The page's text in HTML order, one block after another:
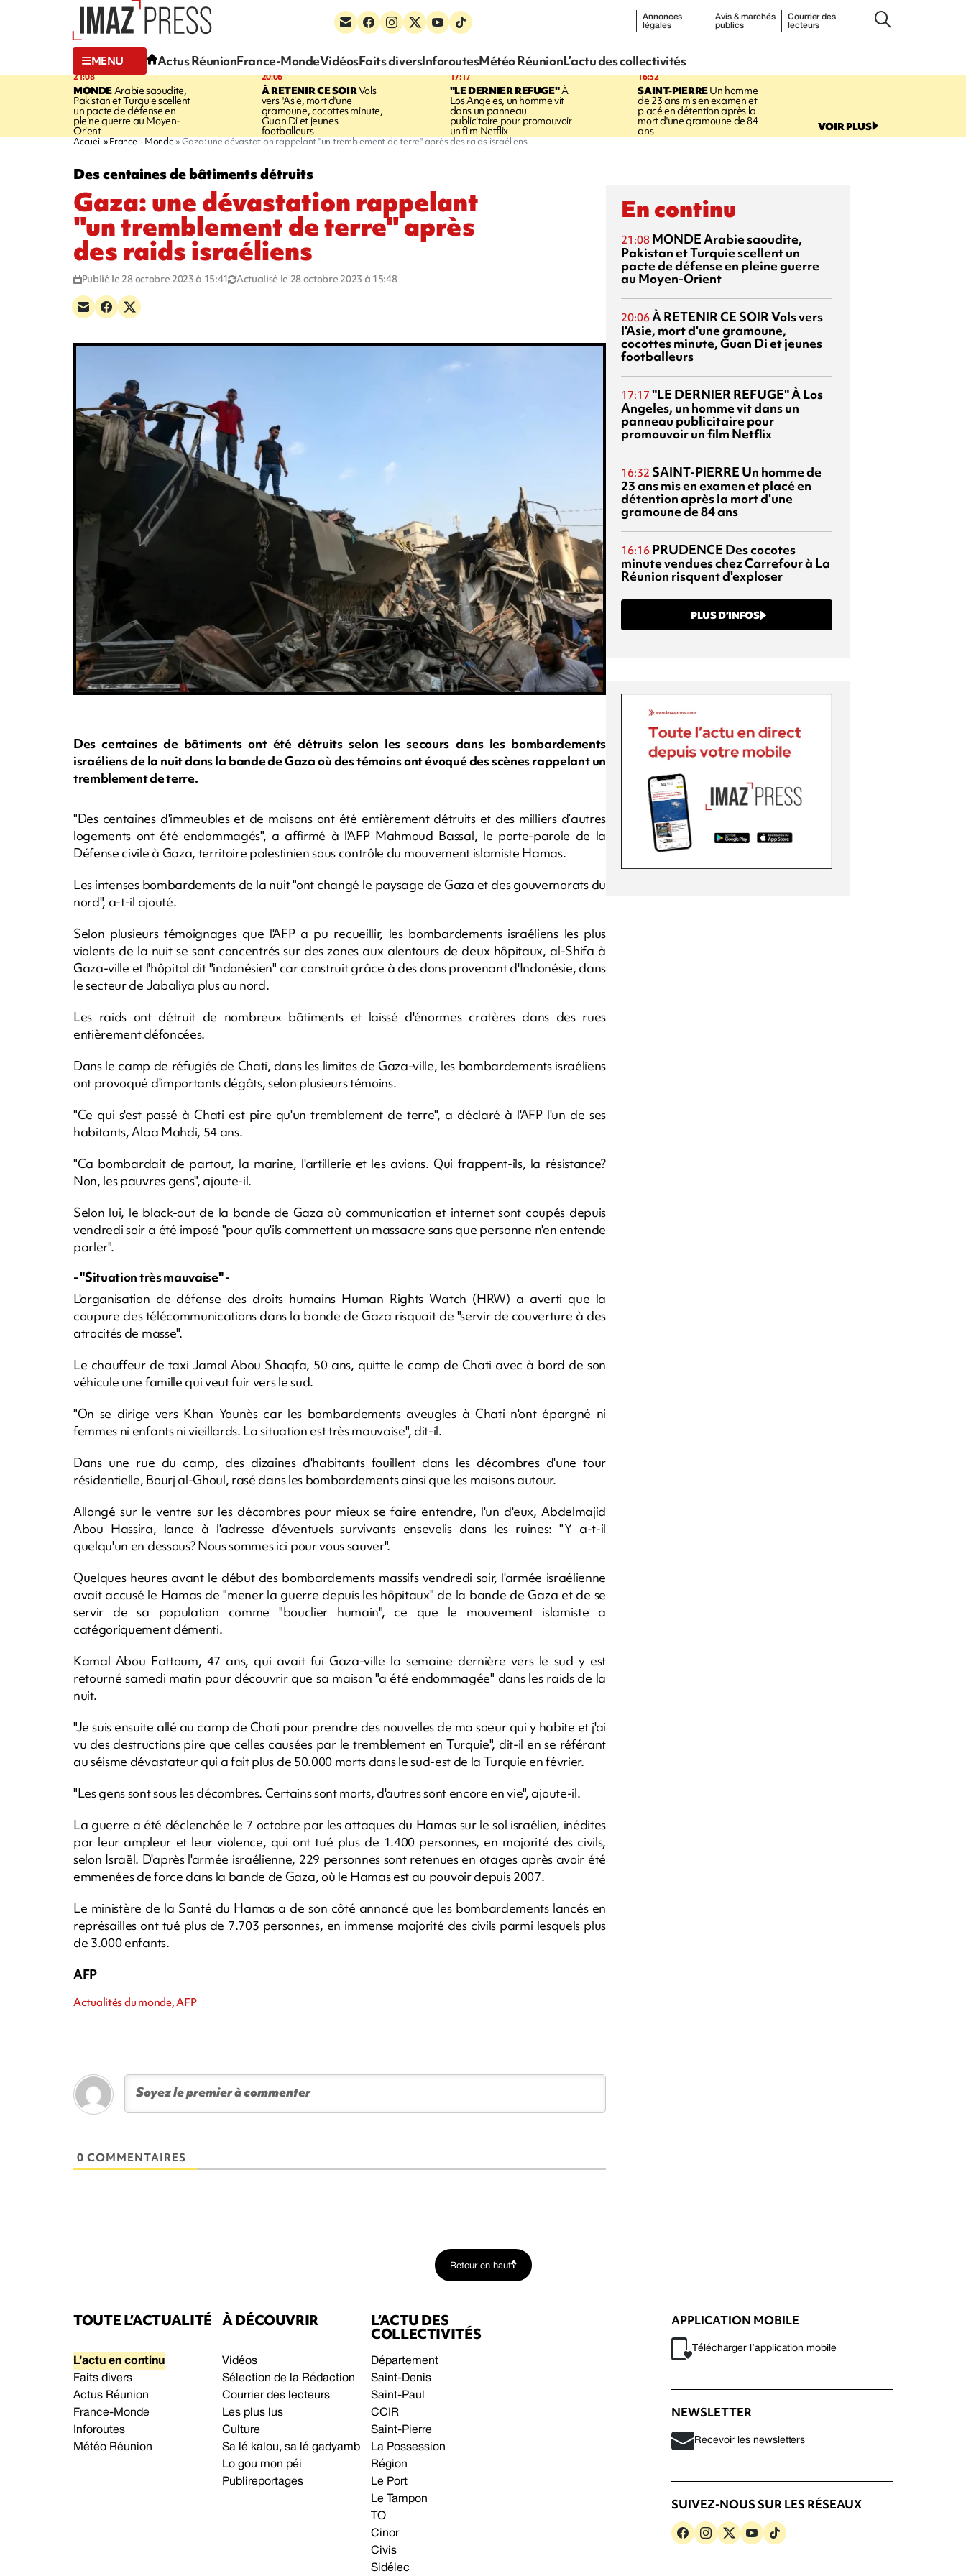
Annonces
légales
Avis & marchés
publics
Courrier des
lecteurs
MENU Actus RéunionFrance-MondeVidéosFaits diversInforoutesMétéo RéunionL’actu des collectivités
21:08
MONDE Arabie saoudite,
Pakistan et Turquie scellent
un pacte de défense en
pleine guerre au Moyen-
Orient
20:06
À RETENIR CE SOIRVols
vers l'Asie, mort d'une
gramoune, cocottes minute,
Guan Di et jeunes
footballeurs
17:17
"LE DERNIER REFUGE"À
Los Angeles, un homme vit
dans un panneau
publicitaire pour promouvoir
un film Netflix
16:32
SAINT-PIERREUn homme
de 23 ans mis en examen et
placé en détention après la
mort d'une gramoune de 84
ans VOIR PLUS
Accueil France - Monde Gaza: une dévastation rappelant "un tremblement de terre" après des raids israéliens
Des centaines de bâtiments détruits
Gaza: une dévastation rappelant
"un tremblement de terre" après
des raids israéliens
Publié le 28 octobre 2023 à 15:41 Actualisé le 28 octobre 2023 à 15:48
Des centaines de bâtiments ont été détruits selon les secours dans les bombardements
israéliens de la nuit dans la bande de Gaza où des témoins ont évoqué des scènes rappelant un
tremblement de terre.
"Des centaines d'immeubles et de maisons ont été entièrement détruits et des milliers d’autres
logements ont été endommagés", a affirmé à l'AFP Mahmoud Bassal, le porte-parole de la
Défense civile à Gaza, territoire palestinien sous contrôle du mouvement islamiste Hamas.
Les intenses bombardements de la nuit "ont changé le paysage de Gaza et des gouvernorats du
nord", a-t-il ajouté.
Selon plusieurs témoignages que l'AFP a pu recueillir, les bombardements israéliens les plus
violents de la nuit se sont concentrés sur des zones aux alentours de deux hôpitaux, al-Shifa à
Gaza-ville et l'hôpital dit "indonésien" car construit grâce à des dons provenant d'Indonésie, dans
le secteur de Jabaliya plus au nord.
Les raids ont détruit de nombreux bâtiments et laissé d'énormes cratères dans des rues
entièrement défoncées.
Dans le camp de réfugiés de Chati, dans les limites de Gaza-ville, les bombardements israéliens
ont provoqué d'importants dégâts, selon plusieurs témoins.
"Ce qui s'est passé à Chati est pire qu'un tremblement de terre", a déclaré à l'AFP l'un de ses
habitants, Alaa Mahdi, 54 ans.
"Ca bombardait de partout, la marine, l'artillerie et les avions. Qui frappent-ils, la résistance?
Non, les pauvres gens", ajoute-il.
Selon lui, le black-out de la bande de Gaza où communication et internet sont coupés depuis
vendredi soir a été imposé "pour qu'ils commettent un massacre sans que personne n'en entende
parler".
- "Situation très mauvaise" -
L'organisation de défense des droits humains Human Rights Watch (HRW) a averti que la
coupure des télécommunications dans la bande de Gaza risquait de "servir de couverture à des
atrocités de masse".
Le chauffeur de taxi Jamal Abou Shaqfa, 50 ans, quitte le camp de Chati avec à bord de son
véhicule une famille qui veut fuir vers le sud.
"On se dirige vers Khan Younès car les bombardements aveugles à Chati n'ont épargné ni
femmes ni enfants ni vieillards. La situation est très mauvaise", dit-il.
Dans une rue du camp, des dizaines d'habitants fouillent dans les décombres d'une tour
résidentielle, Bourj al-Ghoul, rasé dans les bombardements ainsi que les maisons autour.
Allongé sur le ventre sur les décombres pour mieux se faire entendre, l'un d'eux, Abdelmajid
Abou Hassira, lance à l'adresse d'éventuels survivants ensevelis dans les ruines: "Y a-t-il
quelqu'un en dessous? Nous sommes ici pour vous sauver".
Quelques heures avant le début des bombardements massifs vendredi soir, l'armée israélienne
avait accusé le Hamas de "mener la guerre depuis les hôpitaux" de la bande de Gaza et de se
servir de sa population comme "bouclier humain", ce que le mouvement islamiste a
catégoriquement démenti.
Kamal Abou Fattoum, 47 ans, qui avait fui Gaza-ville la semaine dernière vers le sud y est
retourné samedi matin pour découvrir que sa maison "a été endommagée" dans les raids de la
nuit.
"Je suis ensuite allé au camp de Chati pour prendre des nouvelles de ma soeur qui y habite et j'ai
vu des destructions pire que celles causées par le tremblement en Turquie", dit-il en se référant
au séisme dévastateur qui a fait plus de 50.000 morts dans le sud-est de la Turquie en février.
"Les gens sont sous les décombres. Certains sont morts, d'autres sont encore en vie", ajoute-il.
La guerre a été déclenchée le 7 octobre par les attaques du Hamas sur le sol israélien, inédites
par leur ampleur et leur violence, qui ont tué plus de 1.400 personnes, en majorité des civils,
selon Israël. D'après l'armée israélienne, 229 personnes sont retenues en otages après avoir été
emmenées de force dans la bande de Gaza, où le Hamas est au pouvoir depuis 2007.
Le ministère de la Santé du Hamas a de son côté annoncé que les bombardements lancés en
représailles ont tué plus de 7.703 personnes, en immense majorité des civils parmi lesquels plus
de 3.000 enfants.
AFP
Actualités du monde, AFP
0 COMMENTAIRES
En continu
21:08 MONDEArabie saoudite,
Pakistan et Turquie scellent un
pacte de défense en pleine guerre
au Moyen-Orient
20:06À RETENIR CE SOIRVols vers
l'Asie, mort d'une gramoune,
cocottes minute, Guan Di et jeunes
footballeurs
17:17 "LE DERNIER REFUGE"À Los
Angeles, un homme vit dans un
panneau publicitaire pour
promouvoir un film Netflix
16:32 SAINT-PIERRE Un homme de
23 ans mis en examen et placé en
détention après la mort d'une
gramoune de 84 ans
16:16 PRUDENCE Des cocotes
minute vendues chez Carrefour à La
Réunion risquent d'exploser
PLUS D’INFOS
Retour en haut
TOUTE L’ACTUALITÉ
L’actu en continu
Faits divers
Actus Réunion
France-Monde
Inforoutes
Météo Réunion
À DÉCOUVRIR
Vidéos
Sélection de la Rédaction
Courrier des lecteurs
Les plus lus
Culture
Sa lé kalou, sa lé gadyamb
Lo gou mon péi
Publireportages
L’ACTU DES
COLLECTIVITÉS
Département
Saint-Denis
Saint-Paul
CCIR
Saint-Pierre
La Possession
Région
Le Port
Le Tampon
TO
Cinor
Civis
Sidélec
APPLICATION MOBILE
Télécharger l’application mobile
NEWSLETTER
Recevoir les newsletters
SUIVEZ-NOUS SUR LES RÉSEAUX